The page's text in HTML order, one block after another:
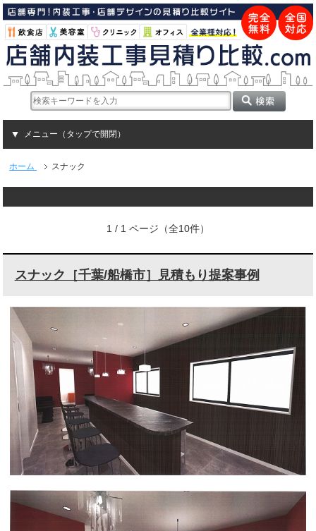
メニュー（タップで開閉）
ホーム スナック
1 / 1 ページ（全10件）
スナック［千葉/船橋市］見積もり提案事例